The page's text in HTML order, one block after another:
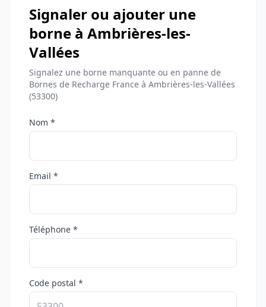
Signaler ou ajouter une
borne à Ambrières-les-
Vallées
Signalez une borne manquante ou en panne de
Bornes de Recharge France à Ambrières-les-Vallées
(53300)
Nom *
Email *
Téléphone *
Code postal *